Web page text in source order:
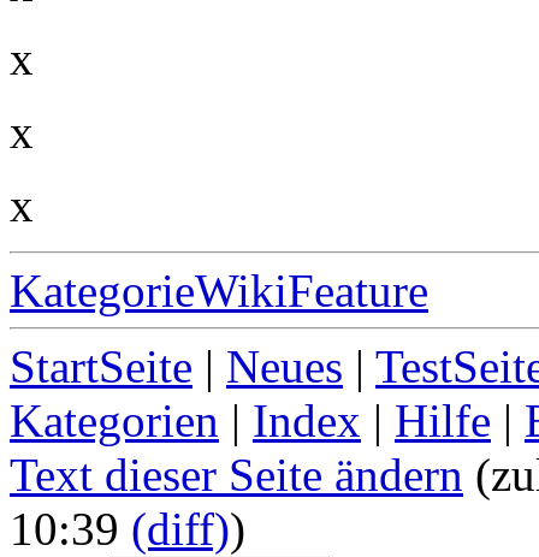
x
x
x
KategorieWikiFeature
StartSeite | Neues |
Kategorien | Index | Hilfe |
Text dieser Seite ändern
10:39 (diff))